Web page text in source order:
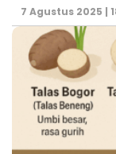
7 Agustus 2025 |